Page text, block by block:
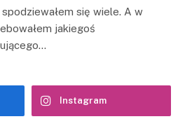
spodziewałem się wiele. A w
jakiegoś
Instagram